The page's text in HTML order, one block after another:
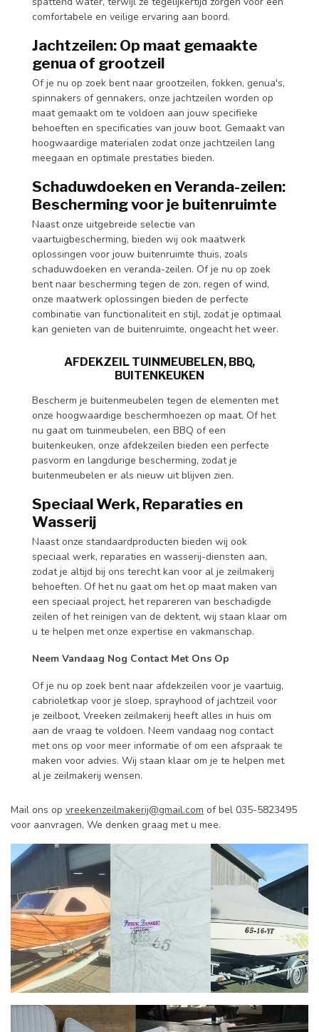
comfortabele en veilige ervaring aan boord.
Jachtzeilen: Op maat gemaakte
genua of grootzeil
Of je nu op zoek bent naar grootzeilen, fokken, genua's,
spinnakers of gennakers, onze jachtzeilen worden op
maat gemaakt om te voldoen aan jouw specifieke
behoeften en specificaties van jouw boot. Gemaakt van
hoogwaardige materialen zodat onze jachtzeilen lang
meegaan en optimale prestaties bieden.
Schaduwdoeken en Veranda-zeilen:
Bescherming voor je buitenruimte
Naast onze uitgebreide selectie van
vaartuigbescherming, bieden wij ook maatwerk
oplossingen voor jouw buitenruimte thuis, zoals
schaduwdoeken en veranda-zeilen. Of je nu op zoek
bent naar bescherming tegen de zon, regen of wind,
onze maatwerk oplossingen bieden de perfecte
combinatie van functionaliteit en stijl, zodat je optimaal
kan genieten van de buitenruimte, ongeacht het weer.
AFDEKZEIL TUINMEUBELEN, BBQ,
BUITENKEUKEN
Bescherm je buitenmeubelen tegen de elementen met
onze hoogwaardige beschermhoezen op maat. Of het
nu gaat om tuinmeubelen, een BBQ of een
buitenkeuken, onze afdekzeilen bieden een perfecte
pasvorm en langdurige bescherming, zodat je
buitenmeubelen er als nieuw uit blijven zien.
Speciaal Werk, Reparaties en
Wasserij
Naast onze standaardproducten bieden wij ook
speciaal werk, reparaties en wasserij-diensten aan,
zodat je altijd bij ons terecht kan voor al je zeilmakerij
behoeften. Of het nu gaat om het op maat maken van
een speciaal project, het repareren van beschadigde
zeilen of het reinigen van de dektent, wij staan klaar om
u te helpen met onze expertise en vakmanschap.
Neem Vandaag Nog Contact Met Ons Op
Of je nu op zoek bent naar afdekzeilen voor je vaartuig,
cabrioletkap voor je sloep, sprayhood of jachtzeil voor
je zeilboot, Vreeken zeilmakerij heeft alles in huis om
aan de vraag te voldoen. Neem vandaag nog contact
met ons op voor meer informatie of om een afspraak te
maken voor advies. Wij staan klaar om je te helpen met
al je zeilmakerij wensen.
Mail ons op vreekenzeilmakerij@gmail.com of bel 035-5823495
voor aanvragen, We denken graag met u mee.